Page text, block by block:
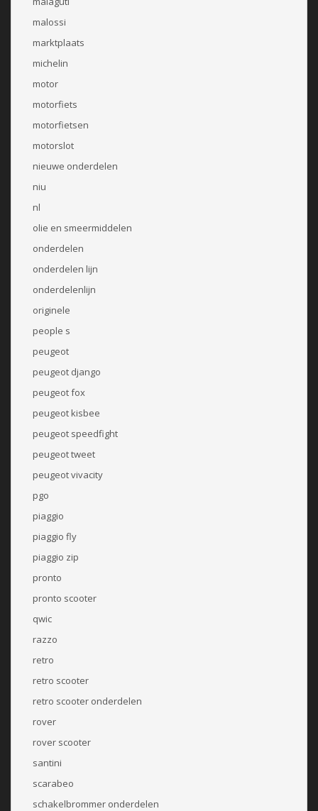
malossi
marktplaats
michelin
motor
motorfiets
motorfietsen
motorslot
nieuwe onderdelen
niu
nl
olie en smeermiddelen
onderdelen
onderdelen lijn
onderdelenlijn
originele
people s
peugeot
peugeot django
peugeot fox
peugeot kisbee
peugeot speedfight
peugeot tweet
peugeot vivacity
pgo
piaggio
piaggio fly
piaggio zip
pronto
pronto scooter
qwic
razzo
retro
retro scooter
retro scooter onderdelen
rover
rover scooter
santini
scarabeo
schakelbrommer onderdelen